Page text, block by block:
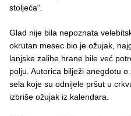
stoljeća“.
Glad nije bila nepoznata
okrutan mesec bio je ožujak,
lanjske zalihe hrane bile već
polju. Autorica bilježi anegdotu
sela koje su odnijele pršut u
izbriše ožujak iz kalendara.